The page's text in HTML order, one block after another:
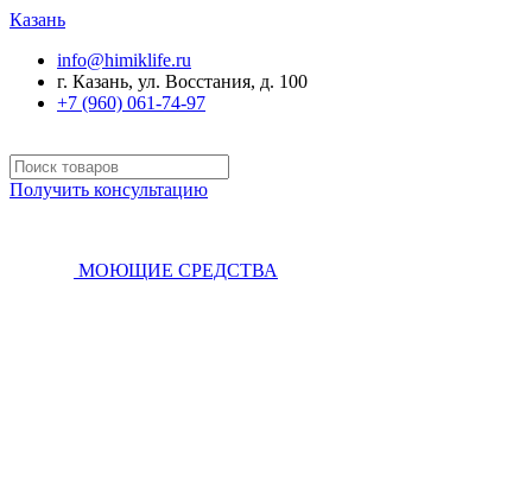
Казань
info@himiklife.ru
г. Казань, ул. Восстания, д. 100
+7 (960) 061-74-97
Получить консультацию
МОЮЩИЕ СРЕДСТВА